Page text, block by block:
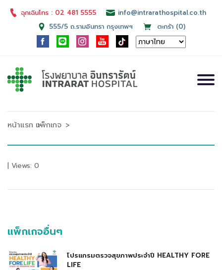
ฉุกเฉินโทร : 02 481 5555
info@intrarathospital.co.th
555/5 ถ.รามอินทรา กรุงเทพฯ
ตะกร้า (0)
หน้าแรก แพ็กเกจ
| Views: 0
แพ็กเกจอื่นๆ
โปรแกรมตรวจสุขภาพประจำปี HEALTHY FORE
LIFE